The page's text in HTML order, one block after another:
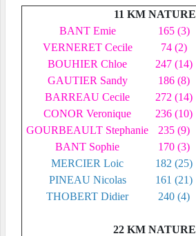
11 KM NATURE
BANT Emie
165 (3)
VERNERET Cecile
74 (2)
BOUHIER Chloe
247 (14)
GAUTIER Sandy
186 (8)
BARREAU Cecile
272 (14)
CONOR Veronique
236 (10)
GOURBEAULT Stephanie
235 (9)
BANT Sophie
170 (3)
MERCIER Loic
182 (25)
PINEAU Nicolas
161 (21)
THOBERT Didier
240 (4)
22 KM NATURE